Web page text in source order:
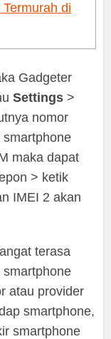
di
Gadgeter
Settings >
nomor
maka dapat
> ketik
IMEI 2 akan
terasa
atau provider
smartphone,
smartphone